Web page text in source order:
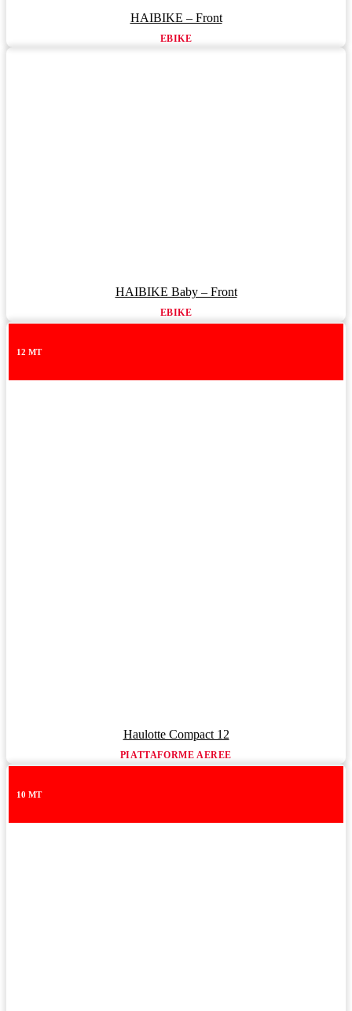
HAIBIKE – Front
EBIKE
HAIBIKE Baby – Front
EBIKE
12 MT
Haulotte Compact 12
PIATTAFORME AEREE
10 MT